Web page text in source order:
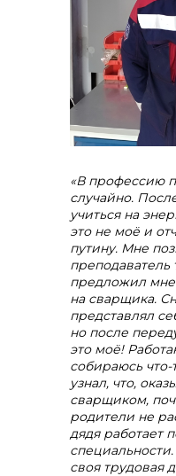
«В профессию
случайно.
учиться на
это не моё и
путину. Мне
преподаватель
предложил мне
на сварщика.
представлял
но после
это моё!
собираюсь что-
узнал, что,
сварщиком,
родители не
дядя работает
своя трудовая